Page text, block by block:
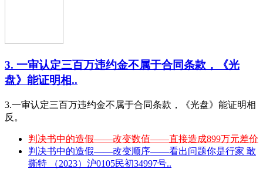
3. 一审认定三百万违约金不属于合同条款，《光
盘》能证明相..
3.一审认定三百万违约金不属于合同条款，《光盘》能证明相
反。
判决书中的造假——改变数值——直接造成899万元差价
判决书中的造假——改变顺序——看出问题你是行家 敢
撕特 （2023）沪0105民初34997号..